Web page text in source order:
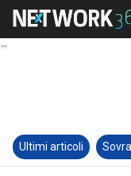
Ultimi articoli